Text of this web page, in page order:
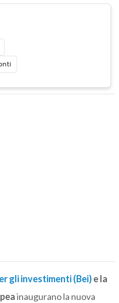
gli investimenti (Bei)e la
inaugurano la nuova